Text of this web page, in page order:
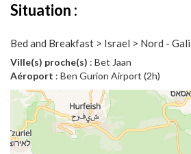
Situation :
Bed and Breakfast > Israel > Nord -
Ville(s) proche(s) : Bet Jaan
Aéroport : Ben Gurion Airport (2h)